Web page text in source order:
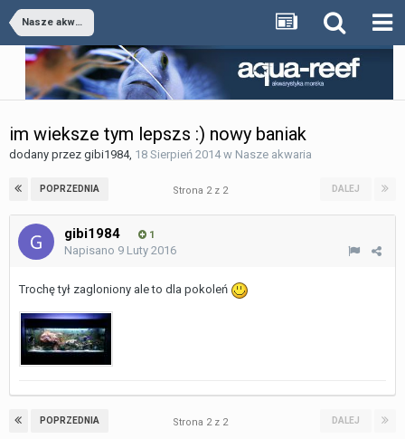
Nasze akwaria
im wieksze tym lepszs :) nowy baniak
dodany przez gibi1984, 18 Sierpień 2014w Nasze akwaria
POPRZEDNIA DALEJ
Strona 2 z 2
gibi1984 1
Napisano 9 Luty 2016
Trochę tył zagloniony ale to dla pokoleń
POPRZEDNIA DALEJ
Strona 2 z 2